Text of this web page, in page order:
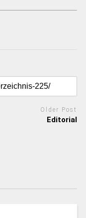
Older Post
Editorial